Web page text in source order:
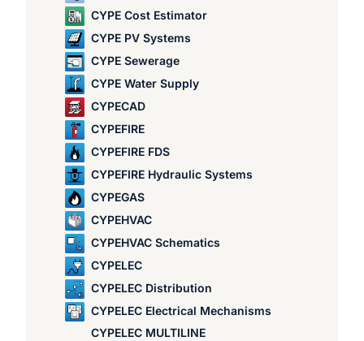
CYPE Cost Estimator
CYPE PV Systems
CYPE Sewerage
CYPE Water Supply
CYPECAD
CYPEFIRE
CYPEFIRE FDS
CYPEFIRE Hydraulic Systems
CYPEGAS
CYPEHVAC
CYPEHVAC Schematics
CYPELEC
CYPELEC Distribution
CYPELEC Electrical Mechanisms
CYPELEC MULTILINE